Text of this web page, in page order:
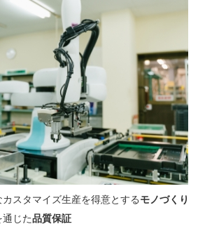
スタマイズ生産を得意とするモノづくり
じた品質保証